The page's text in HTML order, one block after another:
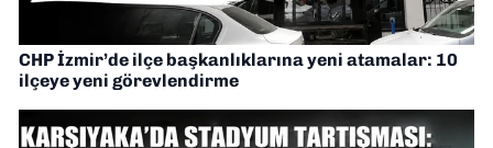
CHP İzmir’de ilçe başkanlıklarına yeni atamalar: 10
ilçeye yeni görevlendirme